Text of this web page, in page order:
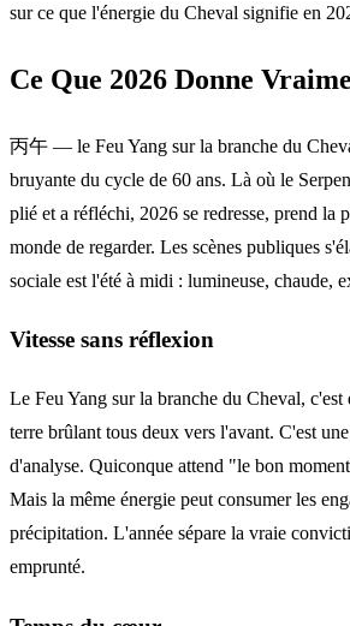
sur ce que l'énergie du Cheval signifie en
Ce Que 2026 Donne
丙午 — le Feu Yang sur la branche du
bruyante du cycle de 60 ans. Là où le
plié et a réfléchi, 2026 se redresse, prend la
monde de regarder. Les scènes publiques
sociale est l'été à midi : lumineuse, chaude,
Vitesse sans réflexion
Le Feu Yang sur la branche du Cheval,
terre brûlant tous deux vers l'avant. C'est
d'analyse. Quiconque attend "le bon
Mais la même énergie peut consumer les
précipitation. L'année sépare la vraie
emprunté.